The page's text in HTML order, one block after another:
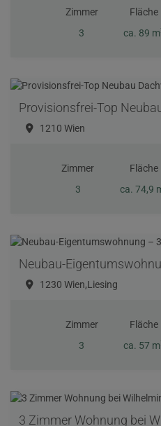
Zimmer
3
Fläche
ca. 89 m
Provisionsfrei-Top
1210 Wien
Zimmer
3
Fläche
ca. 74,9
Neubau-
1230 Wien,Liesing
Zimmer
3
Fläche
ca. 57 m
3 Zimmer Wohnung bei